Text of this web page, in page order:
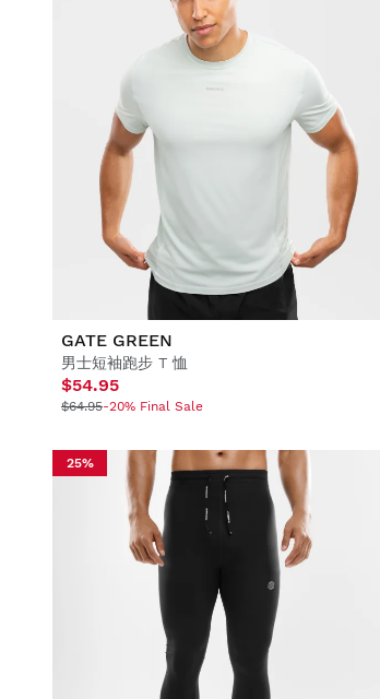
GATE GREEN
男士短袖跑步 T 恤
$54.95
$64.95-20% Final Sale
25%